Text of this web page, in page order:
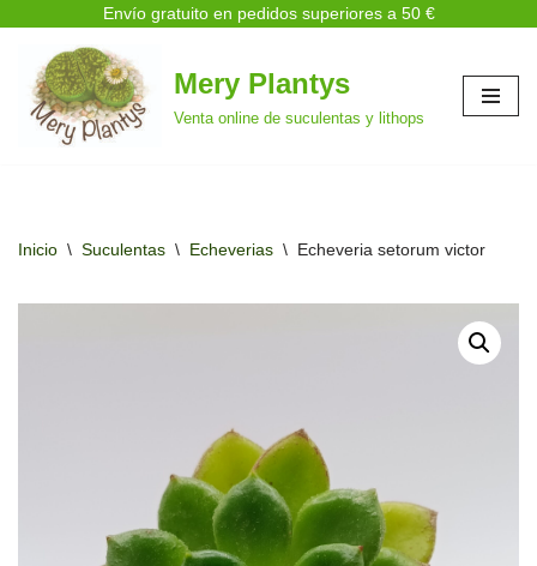
Envío gratuito en pedidos superiores a 50 €
Saltar
al
contenido
Mery Plantys
Venta online de suculentas y lithops
Inicio \ Suculentas \ Echeverias \ Echeveria setorum victor